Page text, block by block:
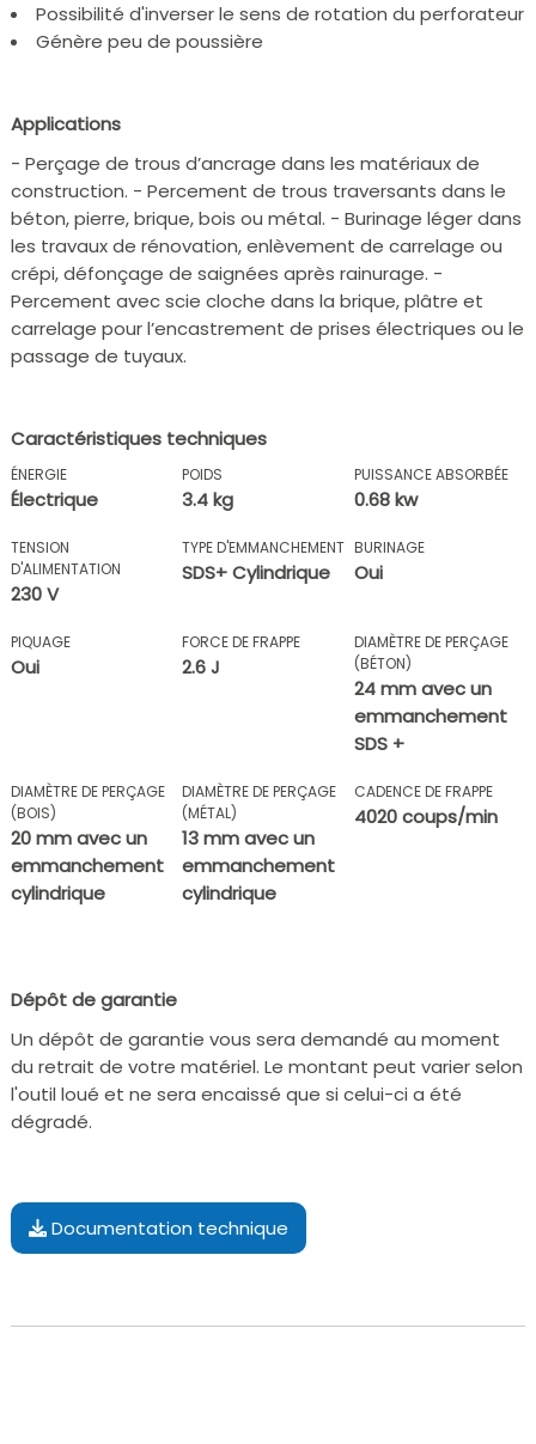
Possibilité d'inverser le sens de rotation du perforateur
Génère peu de poussière
Applications
- Perçage de trous d’ancrage dans les matériaux de
construction. - Percement de trous traversants dans le
béton, pierre, brique, bois ou métal. - Burinage léger dans
les travaux de rénovation, enlèvement de carrelage ou
crépi, défonçage de saignées après rainurage. -
Percement avec scie cloche dans la brique, plâtre et
carrelage pour l’encastrement de prises électriques ou le
passage de tuyaux.
Caractéristiques techniques
ÉNERGIE
Électrique
POIDS
3.4 kg
PUISSANCE ABSORBÉE
0.68 kw
TENSION
D'ALIMENTATION
230 V
TYPE D'EMMANCHEMENT
SDS+ Cylindrique
BURINAGE
Oui
PIQUAGE
Oui
FORCE DE FRAPPE
2.6 J
DIAMÈTRE DE PERÇAGE
(BÉTON)
24 mm avec un
emmanchement
SDS +
DIAMÈTRE DE PERÇAGE
(BOIS)
20 mm avec un
emmanchement
cylindrique
DIAMÈTRE DE PERÇAGE
(MÉTAL)
13 mm avec un
emmanchement
cylindrique
CADENCE DE FRAPPE
4020 coups/min
Dépôt de garantie
Un dépôt de garantie vous sera demandé au moment
du retrait de votre matériel. Le montant peut varier selon
l'outil loué et ne sera encaissé que si celui-ci a été
dégradé.
Documentation technique